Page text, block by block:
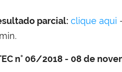
parcial: clique aqui
n° 06/2018 - 08 de